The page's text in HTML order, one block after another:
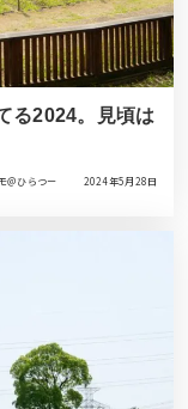
る2024。見頃は
＠ひらつー 2024年5月28日